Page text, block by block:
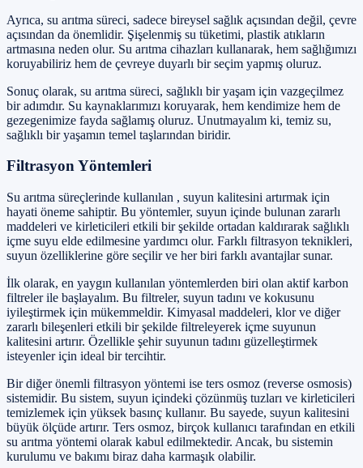
Ayrıca, su arıtma süreci, sadece bireysel sağlık açısından değil, çevre
açısından da önemlidir. Şişelenmiş su tüketimi, plastik atıkların
artmasına neden olur. Su arıtma cihazları kullanarak, hem sağlığımızı
koruyabiliriz hem de çevreye duyarlı bir seçim yapmış oluruz.
Sonuç olarak, su arıtma süreci, sağlıklı bir yaşam için vazgeçilmez
bir adımdır. Su kaynaklarımızı koruyarak, hem kendimize hem de
gezegenimize fayda sağlamış oluruz. Unutmayalım ki, temiz su,
sağlıklı bir yaşamın temel taşlarından biridir.
Filtrasyon Yöntemleri
Su arıtma süreçlerinde kullanılan , suyun kalitesini artırmak için
hayati öneme sahiptir. Bu yöntemler, suyun içinde bulunan zararlı
maddeleri ve kirleticileri etkili bir şekilde ortadan kaldırarak sağlıklı
içme suyu elde edilmesine yardımcı olur. Farklı filtrasyon teknikleri,
suyun özelliklerine göre seçilir ve her biri farklı avantajlar sunar.
İlk olarak, en yaygın kullanılan yöntemlerden biri olan aktif karbon
filtreler ile başlayalım. Bu filtreler, suyun tadını ve kokusunu
iyileştirmek için mükemmeldir. Kimyasal maddeleri, klor ve diğer
zararlı bileşenleri etkili bir şekilde filtreleyerek içme suyunun
kalitesini artırır. Özellikle şehir suyunun tadını güzelleştirmek
isteyenler için ideal bir tercihtir.
Bir diğer önemli filtrasyon yöntemi ise ters osmoz (reverse osmosis)
sistemidir. Bu sistem, suyun içindeki çözünmüş tuzları ve kirleticileri
temizlemek için yüksek basınç kullanır. Bu sayede, suyun kalitesini
büyük ölçüde artırır. Ters osmoz, birçok kullanıcı tarafından en etkili
su arıtma yöntemi olarak kabul edilmektedir. Ancak, bu sistemin
kurulumu ve bakımı biraz daha karmaşık olabilir.